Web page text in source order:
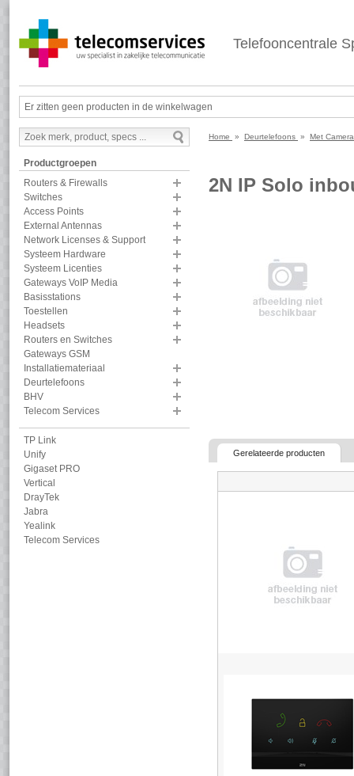
Telefooncentrale
Er zitten geen producten in de winkelwagen
Productgroepen
Routers & Firewalls
Switches
Access Points
External Antennas
Network Licenses & Support
Systeem Hardware
Systeem Licenties
Gateways VoIP Media
Basisstations
Toestellen
Headsets
Routers en Switches
Gateways GSM
Installatiemateriaal
Deurtelefoons
BHV
Telecom Services
TP Link
Unify
Gigaset PRO
Vertical
DrayTek
Jabra
Yealink
Telecom Services
Home » Deurtelefoons » Met
2N IP Solo
Gerelateerde producten